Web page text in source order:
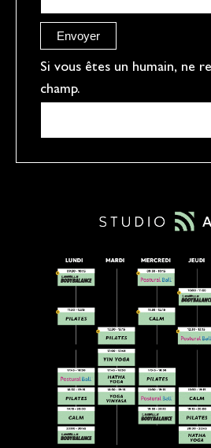
e
f
Envoyer
Si vous êtes un humain, ne
champ.